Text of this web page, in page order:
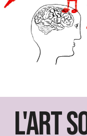
L'art